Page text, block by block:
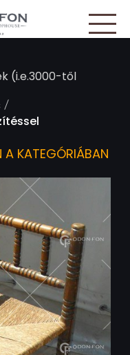
(i.e.3000-től
/
A KATEGÓRIÁBAN